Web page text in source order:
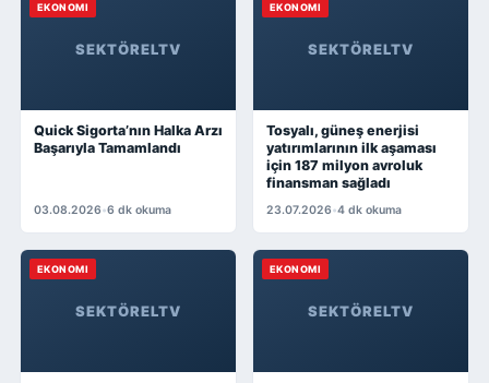
SEKTÖRELTV
EKONOMI
Quick Sigorta’nın Halka Arzı
Başarıyla Tamamlandı
03.08.2026•6 dk okuma
SEKTÖRELTV
EKONOMI
Tosyalı, güneş enerjisi
yatırımlarının ilk aşaması
için 187 milyon avroluk
finansman sağladı
23.07.2026•4 dk okuma
SEKTÖRELTV
EKONOMI
SEKTÖRELTV
EKONOMI